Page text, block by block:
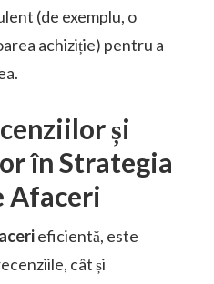
(de exemplu, o
achiziție) pentru a
și
în Strategia
Afaceri
eficientă, este
cât și